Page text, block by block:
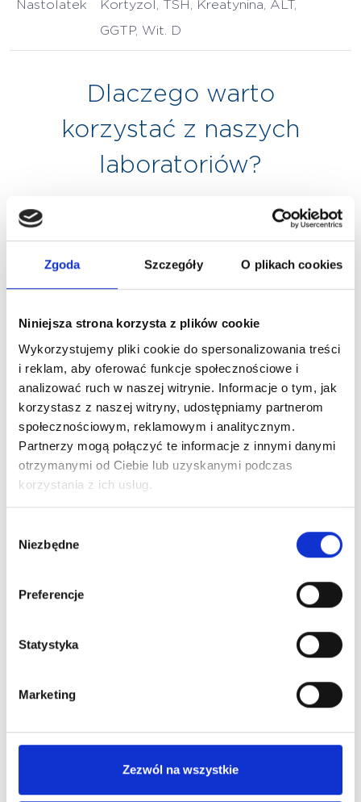
Zgoda Szczegóły O plikach cookies
Niniejsza strona korzysta z plików cookie
Wykorzystujemy pliki cookie do spersonalizowania treści
i reklam, aby oferować funkcje społecznościowe i
analizować ruch w naszej witrynie. Informacje o tym, jak
korzystasz z naszej witryny, udostępniamy partnerom
społecznościowym, reklamowym i analitycznym.
Partnerzy mogą połączyć te informacje z innymi danymi
otrzymanymi od Ciebie lub uzyskanymi podczas
korzystania z ich usług.
zgody
Niezbędne
Preferencje
Statystyka
Marketing
Zezwól na wszystkie
Nastolatek
Kortyzol, TSH, Kreatynina, ALT,
GGTP, Wit. D
Dlaczego warto
korzystać z naszych
laboratoriów?
Previous Next
Robimy wszystko, by znaleźć dla
Ciebie dogodny termin wizyty,
którą możesz umówić na
konkretną godzinę. Szczegóły
możesz uzgodnić kontaktując się z
nami przez SMS, chat na stronie lub
przez formularz na stronie.
Jak umówić się do lekarza?